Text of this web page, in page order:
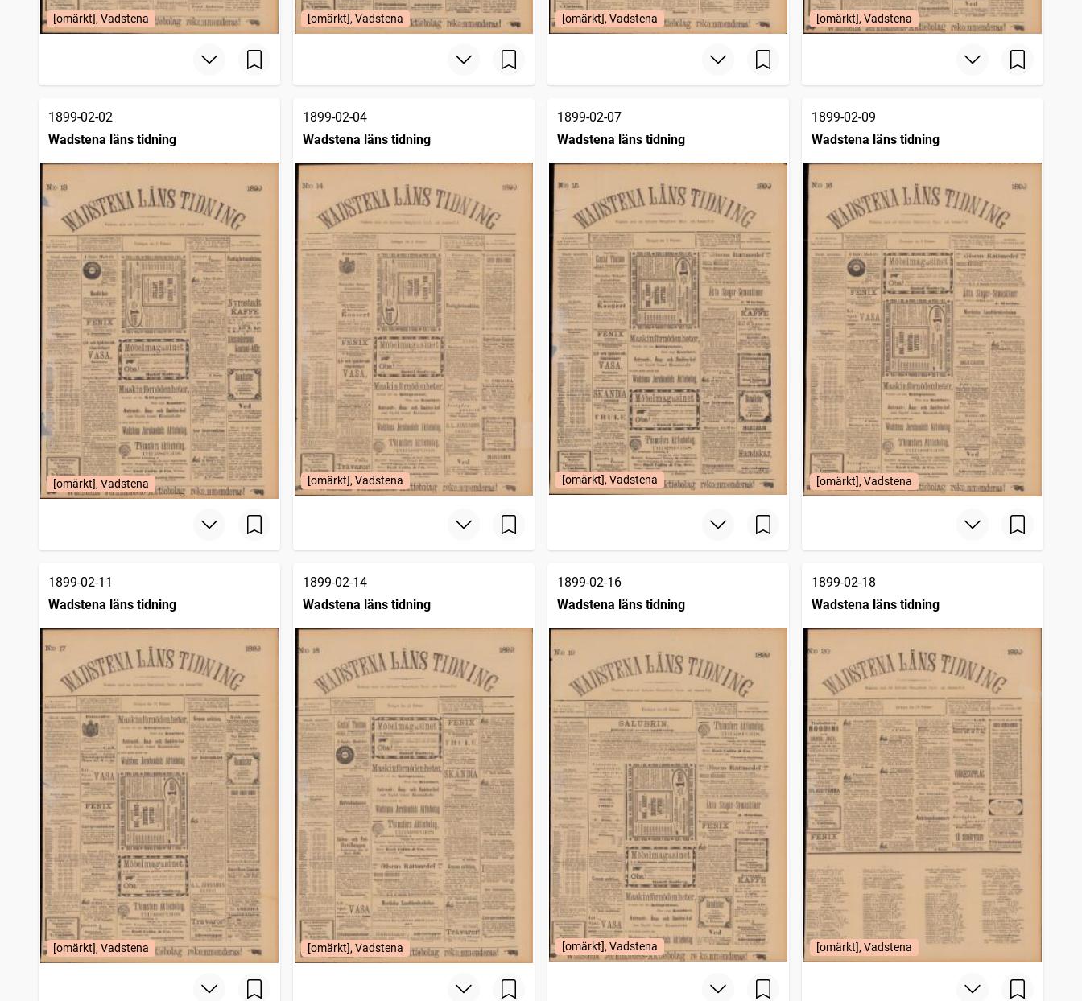
[omärkt], Vadstena [omärkt], Vadstena [omärkt], Vadstena [omärkt], Vadstena
1899-02-02
Wadstena läns tidning
[omärkt], Vadstena
1899-02-04
Wadstena läns tidning
[omärkt], Vadstena
1899-02-07
Wadstena läns tidning
[omärkt], Vadstena
1899-02-09
Wadstena läns tidning
[omärkt], Vadstena
1899-02-11
Wadstena läns tidning
[omärkt], Vadstena
1899-02-14
Wadstena läns tidning
[omärkt], Vadstena
1899-02-16
Wadstena läns tidning
[omärkt], Vadstena
1899-02-18
Wadstena läns tidning
[omärkt], Vadstena